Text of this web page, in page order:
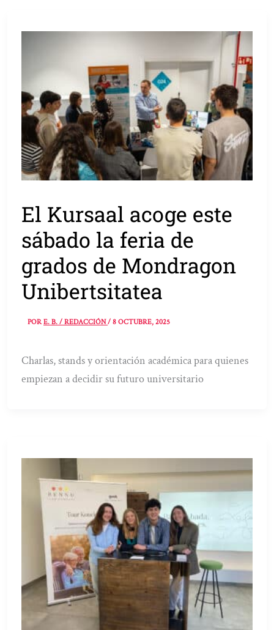
El Kursaal acoge este
sábado la feria de
grados de Mondragon
Unibertsitatea
PORE. B. / REDACCIÓN/8 OCTUBRE, 2025
Charlas, stands y orientación académica para quienes
empiezan a decidir su futuro universitario